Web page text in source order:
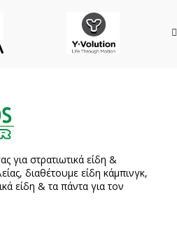
για στρατιωτικά είδη &
διαθέτουμε είδη κάμπινγκ,
είδη & τα πάντα για τον